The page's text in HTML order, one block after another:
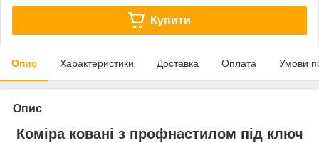
Купити
Опис Характеристики Доставка Оплата Умови
Опис
Коміра ковані з профнастилом під ключ